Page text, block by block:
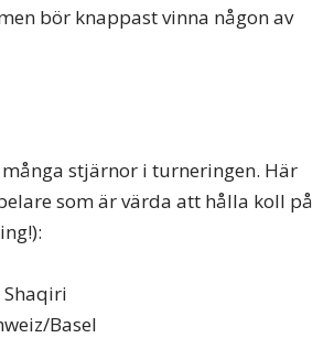
bör knappast vinna någon av
stjärnor i turneringen. Här
som är värda att hålla koll på
Basel